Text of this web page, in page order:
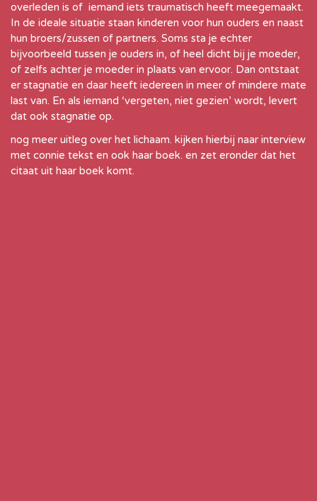
overleden is of iemand iets traumatisch heeft meegemaakt.
In de ideale situatie staan kinderen voor hun ouders en naast
hun broers/zussen of partners. Soms sta je echter
bijvoorbeeld tussen je ouders in, of heel dicht bij je moeder,
of zelfs achter je moeder in plaats van ervoor. Dan ontstaat
er stagnatie en daar heeft iedereen in meer of mindere mate
last van. En als iemand ‘vergeten, niet gezien’ wordt, levert
dat ook stagnatie op.
nog meer uitleg over het lichaam. kijken hierbij naar interview
met connie tekst en ook haar boek. en zet eronder dat het
citaat uit haar boek komt.